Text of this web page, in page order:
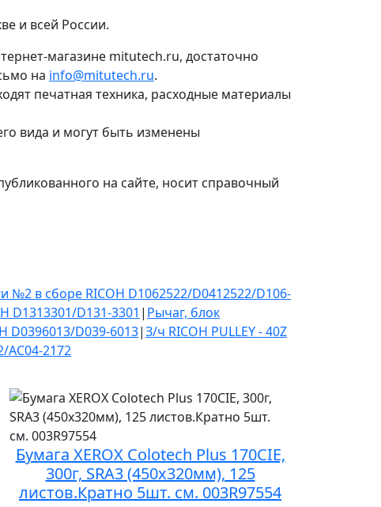
и всей России.
магазине mitutech.ru, достаточно
на info@mitutech.ru.
печатная техника, расходные материалы
вида и могут быть изменены
на сайте, носит справочный
№2 в сборе RICOH D1062522/D0412522/D106-
D1313301/D131-3301 | Рычаг, блок
D0396013/D039-6013|З/ч RICOH PULLEY - 40Z
AC04-2172
Бумага XEROX Colotech Plus 170CIE,
300г, SRA3 (450x320мм), 125
листов.Кратно 5шт. см. 003R97554